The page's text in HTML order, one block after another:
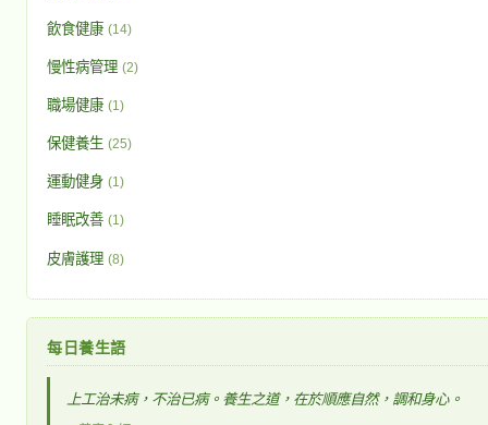
飲食健康(14)
慢性病管理(2)
職場健康(1)
保健養生(25)
運動健身(1)
睡眠改善(1)
皮膚護理(8)
每日養生語
上工治未病，不治已病。養生之道，在於順應自然，調和身心。